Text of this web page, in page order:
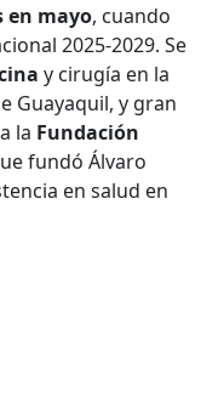
en mayo, cuando
2025-2029. Se
y cirugía en la
Guayaquil, y gran
la Fundación
fundó Álvaro
en salud en